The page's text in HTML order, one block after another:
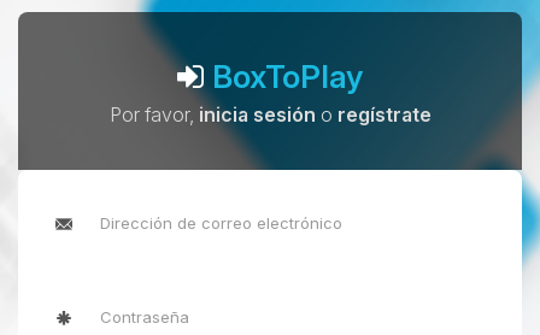
BoxToPlay
Por favor, inicia sesión o regístrate